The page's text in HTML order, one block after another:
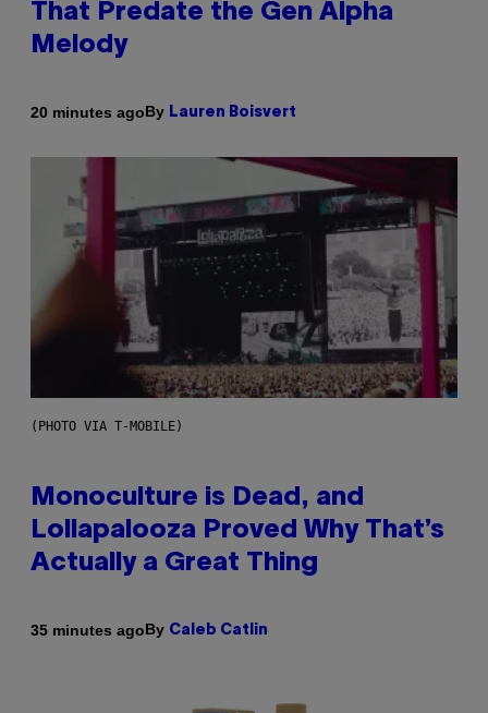
That Predate the Gen Alpha
Melody
20 minutes agoBy Lauren Boisvert
(PHOTO VIA T-MOBILE)
Monoculture is Dead, and
Lollapalooza Proved Why That’s
Actually a Great Thing
35 minutes agoBy Caleb Catlin